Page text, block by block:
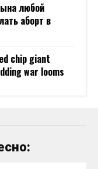
любой
аборт в
chip giant
war looms